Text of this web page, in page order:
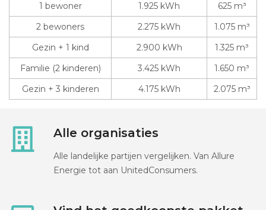
1 bewoner
1.925 kWh
625 m³
2 bewoners
2.275 kWh
1.075 m³
Gezin + 1 kind
2.900 kWh
1.325 m³
Familie (2 kinderen)
3.425 kWh
1.650 m³
Gezin + 3 kinderen
4.175 kWh 2.075 m³
Alle organisaties
Alle landelijke partijen vergelijken. Van Allure
Energie tot aan UnitedConsumers.